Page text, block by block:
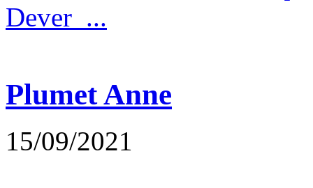
Dever ...
Plumet Anne
15/09/2021